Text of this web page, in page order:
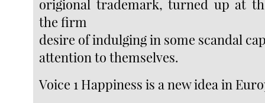
origional trademark, turned up at
the firm
desire of indulging in some scandal
attention to themselves.
Voice 1 Happiness is a new idea in